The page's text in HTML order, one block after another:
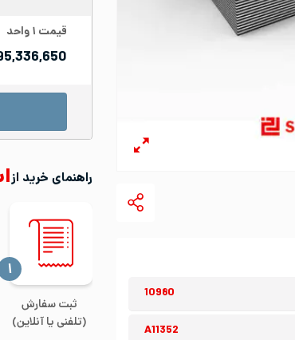
10980
A11352
قیمت ۱واحد
راهنمای خرید از
ثبت سفارش
(تلفنی یا آنلاین)
‍۱